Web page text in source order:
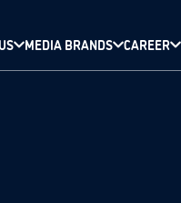
MEDIA BRANDS CAREER